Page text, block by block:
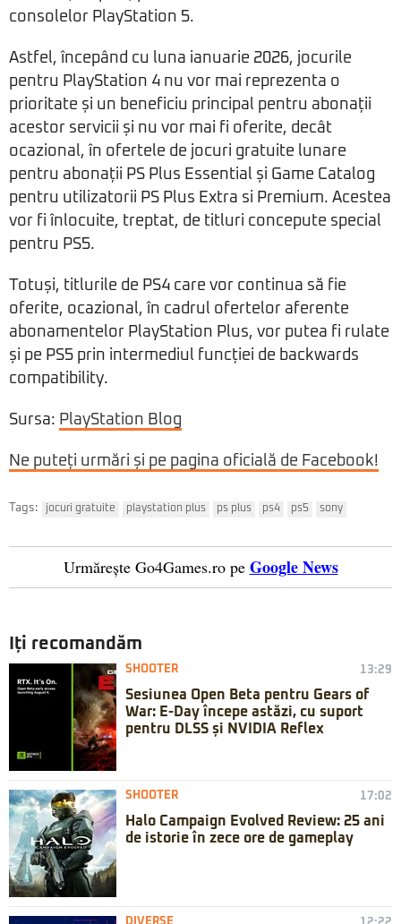
consolelor PlayStation 5.
Astfel, începând cu luna ianuarie 2026, jocurile
pentru PlayStation 4 nu vor mai reprezenta o
prioritate și un beneficiu principal pentru abonații
acestor servicii și nu vor mai fi oferite, decât
ocazional, în ofertele de jocuri gratuite lunare
pentru abonații PS Plus Essential și Game Catalog
pentru utilizatorii PS Plus Extra si Premium. Acestea
vor fi înlocuite, treptat, de titluri concepute special
pentru PS5.
Totuși, titlurile de PS4 care vor continua să fie
oferite, ocazional, în cadrul ofertelor aferente
abonamentelor PlayStation Plus, vor putea fi rulate
și pe PS5 prin intermediul funcției de backwards
compatibility.
Sursa: PlayStation Blog
Ne puteți urmări și pe pagina oficială de Facebook!
Tags: jocuri gratuite playstation plus ps plus ps4 ps5 sony
Urmărește Go4Games.ro pe Google News
Iți recomandăm
SHOOTER 13:29
Sesiunea Open Beta pentru Gears of
War: E-Day începe astăzi, cu suport
pentru DLSS și NVIDIA Reflex
SHOOTER 17:02
Halo Campaign Evolved Review: 25 ani
de istorie în zece ore de gameplay